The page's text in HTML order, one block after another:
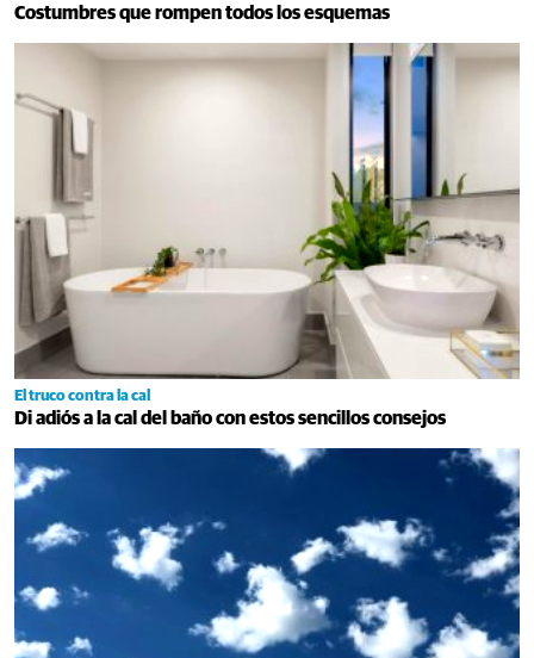
Costumbres que rompen todos los esquemas
El truco contra la cal
Di adiós a la cal del baño con estos sencillos consejos